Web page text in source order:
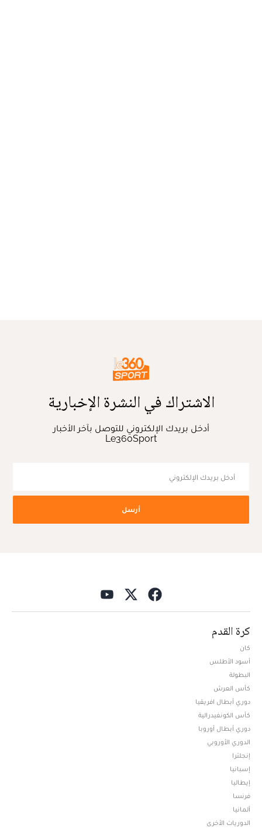
الاشتراك في النشرة الإخبارية
أدخل بريدك الإلكتروني للتوصل بآخر الأخبار
Le360Sport
أرسل
كرة القدم
كان
أسود الأطلس
البطولة
كأس العرش
دوري أبطال افريقيا
كأس الكونفيدرالية
دوري أبطال أوروبا
الدوري الأوروبي
إنجلترا
إسبانيا
إيطاليا
فرنسا
ألمانيا
الدوريات الأخرى